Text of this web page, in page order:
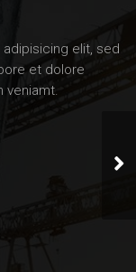
elit, sed
et dolore
veniamt.